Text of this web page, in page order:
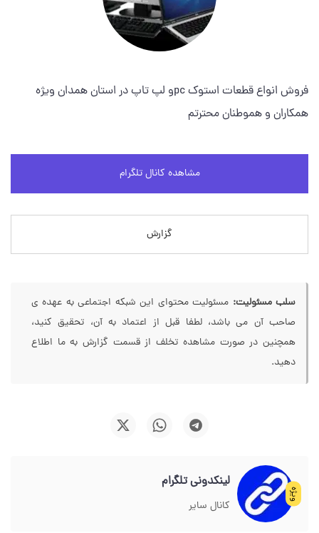
فروش انواع قطعات استوک pcو لپ تاپ در استان همدان ویژه
همکاران و هموطنان محترتم
مشاهده کانال تلگرام
گزارش
سلب مسئولیت: مسئولیت محتوای این شبکه اجتماعی به عهده ی
صاحب آن می باشد، لطفا قبل از اعتماد به آن، تحقیق کنید،
همچنین در صورت مشاهده تخلف از قسمت گزارش به ما اطلاع
دهید.
ویژه
لینکدونی تلگرام
کانال سایر